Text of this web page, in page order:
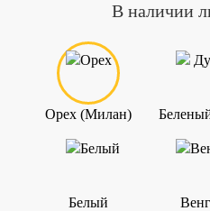
В наличии
Орех (Милан)
Белый